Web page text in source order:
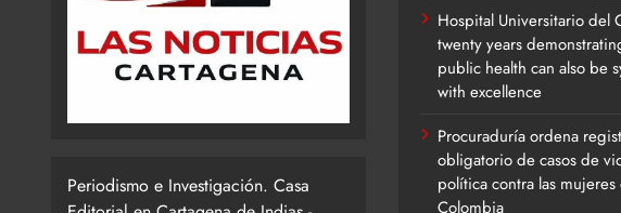
Periodismo e Investigación. Casa
Hospital Universitario del
twenty years
public health can also be
with excellence
Procuraduría ordena
obligatorio de casos de
política contra las mujeres
Colombia